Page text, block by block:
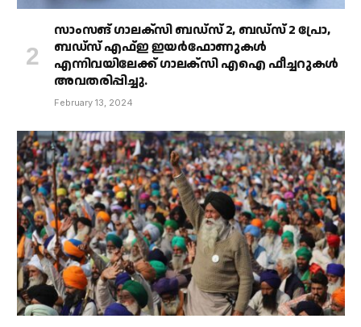
സാംസങ് ഗാലക്‌സി ബഡ്‌സ് 2, ബഡ്‌സ് 2 പ്രോ,
ബഡ്‌സ് എഫ്ഇ ഇയർഫോണുകൾ
എന്നിവയിലേക്ക് ഗാലക്‌സി എഐ ഫീച്ചറുകൾ
അവതരിപ്പിച്ചു.
February 13, 2024